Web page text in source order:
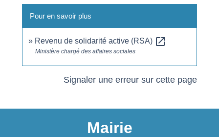
Pour en savoir plus
Revenu de solidarité active (RSA) open_in_new
Ministère chargé des affaires sociales
Signaler une erreur sur cette page
Mairie